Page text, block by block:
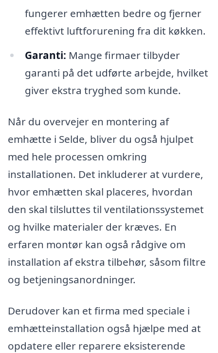
fungerer emhætten bedre og fjerner
effektivt luftforurening fra dit køkken.
Garanti: Mange firmaer tilbyder
garanti på det udførte arbejde, hvilket
giver ekstra tryghed som kunde.
Når du overvejer en montering af
emhætte i Selde, bliver du også hjulpet
med hele processen omkring
installationen. Det inkluderer at vurdere,
hvor emhætten skal placeres, hvordan
den skal tilsluttes til ventilationssystemet
og hvilke materialer der kræves. En
erfaren montør kan også rådgive om
installation af ekstra tilbehør, såsom filtre
og betjeningsanordninger.
Derudover kan et firma med speciale i
emhætteinstallation også hjælpe med at
opdatere eller reparere eksisterende